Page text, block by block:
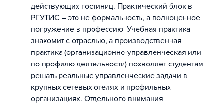
действующих гостиниц. Практический блок в
РГУТИС – это не формальность, а полноценное
погружение в профессию. Учебная практика
знакомит с отраслью, а производственная
практика (организационно-управленческая или
по профилю деятельности) позволяет студентам
решать реальные управленческие задачи в
крупных сетевых отелях и профильных
организациях. Отдельного внимания